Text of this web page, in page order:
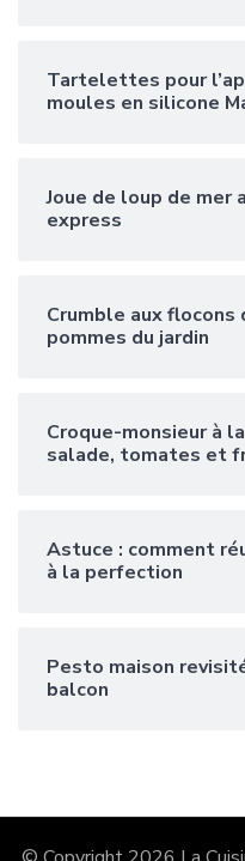
Tartelettes pour
moules en silicone
Joue de loup de mer
express
Crumble aux flocons
pommes du jardin
Croque-monsieur à
salade, tomates et
Astuce : comment
à la perfection
Pesto maison
balcon